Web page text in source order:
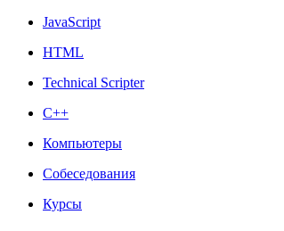
JavaScript
HTML
Technical Scripter
C++
Компьютеры
Собеседования
Курсы